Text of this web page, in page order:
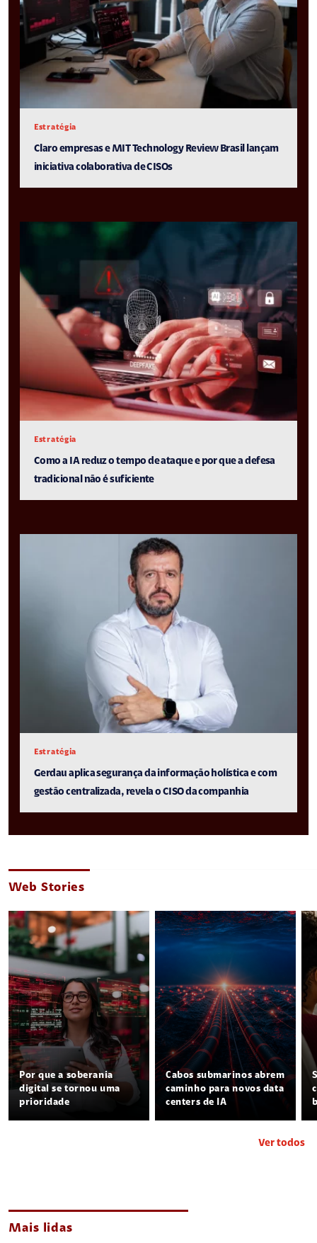
Estratégia
Claro empresas e MIT Technology Review Brasil lançam
iniciativa colaborativa de CISOs
Estratégia
Como a IA reduz o tempo de ataque e por que a defesa
tradicional não é suficiente
Estratégia
Gerdau aplica segurança da informação holística e com
gestão centralizada, revela o CISO da companhia
Web Stories
Por que a soberania
digital se tornou uma
prioridade
Cabos submarinos abrem
caminho para novos data
centers de IA
Ver todos
Mais lidas